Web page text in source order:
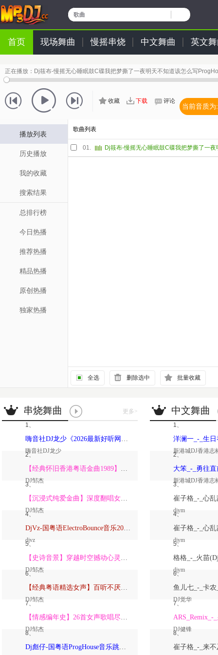
歌曲
首页 现场舞曲 慢摇串烧 中文舞曲 英文
正在播放： Dj筱布-慢摇无心睡眠鼓C碟我把梦撕了一夜明天不知道该怎么写
收藏 下载 评论
当前音质为:
播放列表
历史播放
我的收藏
搜索结果
总排行榜
今日热播
推荐热播
精品热播
原创热播
独家热播
歌曲列表
01.
全选 删除选中 批量收藏
串烧舞曲 更多>
1、
嗨音社DJ龙少《2026最新好听网络伤感歌曲推荐·深爱过的人一生惦记》
嗨音社DJ龙少
2、
【经典怀旧香港粤语金曲1989】高潮版【DJ邹杰】
DJ邹杰
3、
【沉浸式纯爱金曲】深度翻唱女声版【DJ邹杰】_
DJ邹杰
4、
DjVz-国粤语ElectroBounce音乐2026讲不出再见怀旧版蹦迪跳舞大碟
djvz
5、
【史诗音景】穿越时空撼动心灵的管弦乐【DJ邹杰】
DJ邹杰
6、
【经典粤语精选女声】百听不厌深度翻唱版【DJ邹杰】_
DJ邹杰
7、
【情感编年史】26首女声歌唱尽从暗恋到放下的全部【DJ邹杰】
DJ邹杰
8、
Dj彪仔-国粤语ProgHouse音乐跳舞街vs心要让你听见串烧Vol.39
中文舞曲
1、
新港城DJ香港志
2、
新港城DJ香港志
3、
djym
4、
djym
5、
djym
6、
DJ觉华
7、
DJ健锋
8、